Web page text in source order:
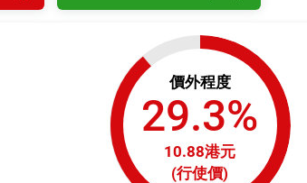
價外程度
29.3%
10.88港元
(行使價)